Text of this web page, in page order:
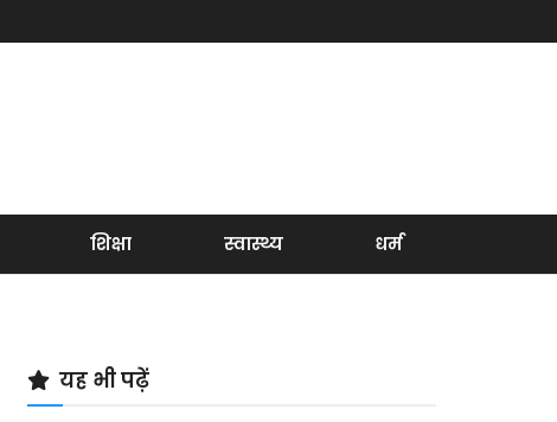
शिक्षा स्वास्थ्य धर्म
यह भी पढ़ें